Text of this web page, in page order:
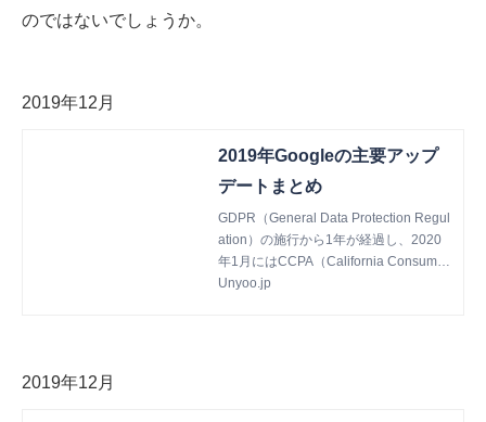
のではないでしょうか。
2019年12月
2019年Googleの主要アップ
デートまとめ
GDPR（General Data Protection Regul
ation）の施行から1年が経過し、2020
年1月にはCCPA（California Consumer
Privacy Act）の施行が控え、 Apple の I
Unyoo.jp
2019年12月